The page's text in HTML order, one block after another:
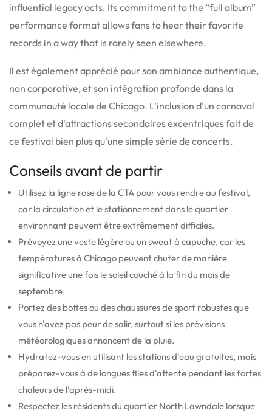
influential legacy acts. Its commitment to the “full album”
performance format allows fans to hear their favorite
records in a way that is rarely seen elsewhere.
Il est également apprécié pour son ambiance authentique,
non corporative, et son intégration profonde dans la
communauté locale de Chicago. L'inclusion d'un carnaval
complet et d'attractions secondaires excentriques fait de
ce festival bien plus qu'une simple série de concerts.
Conseils avant de partir
Utilisez la ligne rose de la CTA pour vous rendre au festival,
car la circulation et le stationnement dans le quartier
environnant peuvent être extrêmement difficiles.
Prévoyez une veste légère ou un sweat à capuche, car les
températures à Chicago peuvent chuter de manière
significative une fois le soleil couché à la fin du mois de
septembre.
Portez des bottes ou des chaussures de sport robustes que
vous n'avez pas peur de salir, surtout si les prévisions
météorologiques annoncent de la pluie.
Hydratez-vous en utilisant les stations d'eau gratuites, mais
préparez-vous à de longues files d'attente pendant les fortes
chaleurs de l'après-midi.
Respectez les résidents du quartier North Lawndale lorsque